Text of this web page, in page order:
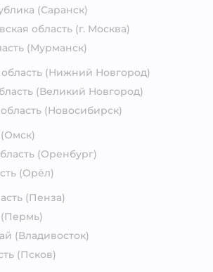
(Саранск)
область (г. Москва)
(Мурманск)
(Нижний Новгород)
(Великий Новгород)
(Новосибирск)
(Омск)
(Оренбург)
(Орёл)
(Пенза)
(Пермь)
(Владивосток)
(Псков)